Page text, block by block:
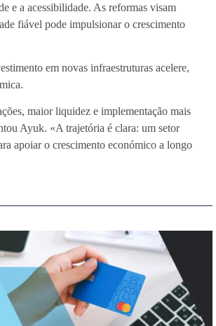
e a acessibilidade. As reformas visam
fiável pode impulsionar o crescimento
em novas infraestruturas acelere,
maior liquidez e implementação mais
Ayuk. «A trajetória é clara: um setor
apoiar o crescimento económico a longo